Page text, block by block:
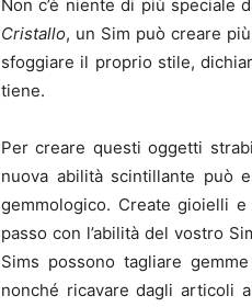
Non c’è niente di più speciale
Cristallo, un Sim può creare
sfoggiare il proprio stile,
tiene.
Per creare questi oggetti
nuova abilità scintillante può
gemmologico. Create gioielli
passo con l’abilità del vostro
Sims possono tagliare
nonché ricavare dagli articoli